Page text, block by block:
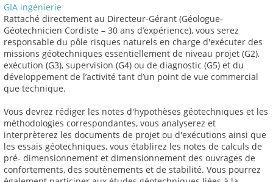
GIA ingénierie
Rattaché directement au Directeur-Gérant (Géologue-
Géotechnicien Cordiste – 30 ans d’expérience), vous serez
responsable du pôle risques naturels en charge d'exécuter des
missions géotechniques essentiellement de niveau projet (G2),
exécution (G3), supervision (G4) ou de diagnostic (G5) et du
développement de l’activité tant d’un point de vue commercial
que technique.
Vous devrez rédiger les notes d'hypothèses géotechniques et les
méthodologies correspondantes, vous analyserez et
interprèterez les documents de projet ou d'exécutions ainsi que
les essais géotechniques, vous établirez les notes de calculs de
pré- dimensionnement et dimensionnement des ouvrages de
confortements, des soutènements et de stabilité. Vous pourrez